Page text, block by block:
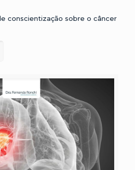
conscientização sobre o câncer